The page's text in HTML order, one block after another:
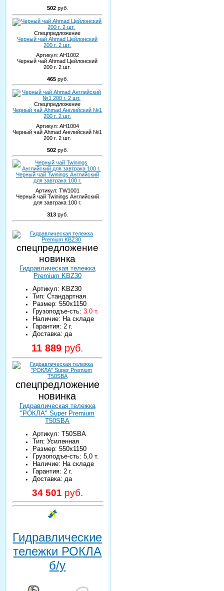
502 руб.
Спецпредложение
Черный чай Ahmad Цейлонский
200 г. 2 шт.
Артикул: AH1002
Черный чай Ahmad Цейлонский
200 г. 2 шт.
465 руб.
Спецпредложение
Черный чай Ahmad Английский №1
200 г. 2 шт.
Артикул: AH1004
Черный чай Ahmad Английский №1
200 г. 2 шт.
502 руб.
Черный чай Twinings Английский
для завтрака 100 г.
Артикул: TW1001
Черный чай Twinings Английский
для завтрака 100 г.
313 руб.
спецпредложение
новинка
Гидравлическая тележка
Premium KBZ30
Артикул: KBZ30
Тип: Стандартная
Размер: 550х1150
Грузоподъе-сть: 3.0 т.
Наличие: На складе
Гарантия: 2 г.
Доставка: да
11 889 руб.
спецпредложение
новинка
Гидравлическая тележка
"РОКЛА" Super Premium
T50SBA
Артикул: T50SBA
Тип: Усиленная
Размер: 550х1150
Грузоподъе-сть: 5,0 т.
Наличие: На складе
Гарантия: 2 г.
Доставка: да
34 501 руб.
Гидравлические
тележки РОКЛА
б/у